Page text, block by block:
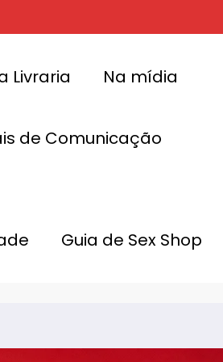
Livraria Na mídia
de Comunicação
Guia de Sex Shop